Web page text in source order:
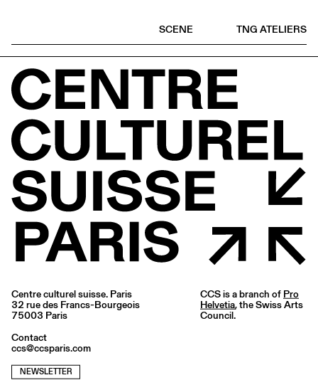
TNG ATELIERS
SCENE
Centre culturel suisse. Paris
32 rue des Francs-Bourgeois
75003 Paris
Contact
ccs@ccsparis.com
NEWSLETTER
CCS is a branch of Pro
Helvetia, the Swiss Arts
Council.